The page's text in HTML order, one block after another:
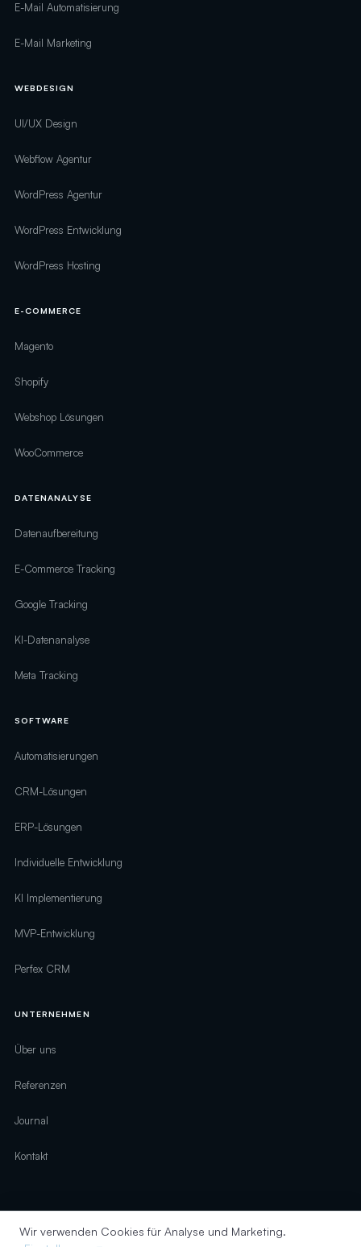
E-Mail Automatisierung
E-Mail Marketing
WEBDESIGN
UI/UX Design
Webflow Agentur
WordPress Agentur
WordPress Entwicklung
WordPress Hosting
E-COMMERCE
Magento
Shopify
Webshop Lösungen
WooCommerce
DATENANALYSE
Datenaufbereitung
E-Commerce Tracking
Google Tracking
KI-Datenanalyse
Meta Tracking
SOFTWARE
Automatisierungen
CRM-Lösungen
ERP-Lösungen
Individuelle Entwicklung
KI Implementierung
MVP-Entwicklung
Perfex CRM
UNTERNEHMEN
Über uns
Referenzen
Journal
Kontakt
© 2026 digirelation · Alle Rechte vorbehalten
Wir verwenden Cookies für Analyse und Marketing.